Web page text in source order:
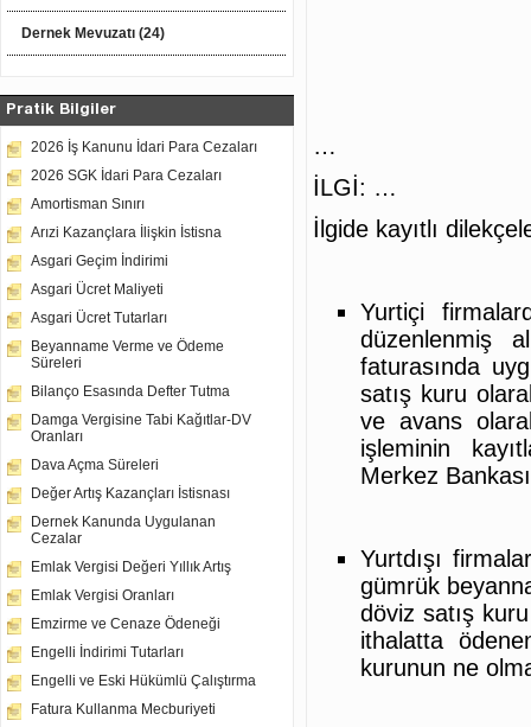
Dernek Mevuzatı (24)
Pratik Bilgiler
2026 İş Kanunu İdari Para Cezaları
2026 SGK İdari Para Cezaları
Amortisman Sınırı
Arızi Kazançlara İlişkin İstisna
Asgari Geçim İndirimi
Asgari Ücret Maliyeti
Asgari Ücret Tutarları
Beyanname Verme ve Ödeme
Süreleri
Bilanço Esasında Defter Tutma
Damga Vergisine Tabi Kağıtlar-DV
Oranları
Dava Açma Süreleri
Değer Artış Kazançları İstisnası
Dernek Kanunda Uygulanan
Cezalar
Emlak Vergisi Değeri Yıllık Artış
Emlak Vergisi Oranları
Emzirme ve Cenaze Ödeneği
Engelli İndirimi Tutarları
Engelli ve Eski Hükümlü Çalıştırma
Fatura Kullanma Mecburiyeti
…
İLGİ: …
İlgide kayıtlı
Yurtiçi
düzenlenmiş
faturasında
satış kuru
ve avans
işleminin
Merkez
Yurtdışı
gümrük
döviz satış
ithalatta
kurunun ne